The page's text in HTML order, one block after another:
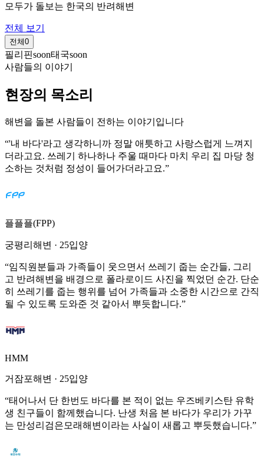
모두가 돌보는 한국의 반려해변
전체 보기
전체0
필리핀soon태국soon
사람들의 이야기
현장의 목소리
해변을 돌본 사람들이 전하는 이야기입니다
“'내 바다'라고 생각하니까 정말 애틋하고 사랑스럽게 느껴지
더라고요. 쓰레기 하나하나 주울 때마다 마치 우리 집 마당 청
소하는 것처럼 정성이 들어가더라고요.”
플플플(FPP)
궁평리해변 · 25입양
“임직원분들과 가족들이 웃으면서 쓰레기 줍는 순간들, 그리
고 반려해변을 배경으로 폴라로이드 사진을 찍었던 순간. 단순
히 쓰레기를 줍는 행위를 넘어 가족들과 소중한 시간으로 간직
될 수 있도록 도와준 것 같아서 뿌듯합니다.”
HMM
거잠포해변 · 25입양
“태어나서 단 한번도 바다를 본 적이 없는 우즈베키스탄 유학
생 친구들이 함께했습니다. 난생 처음 본 바다가 우리가 가꾸
는 만성리검은모래해변이라는 사실이 새롭고 뿌듯했습니다.”